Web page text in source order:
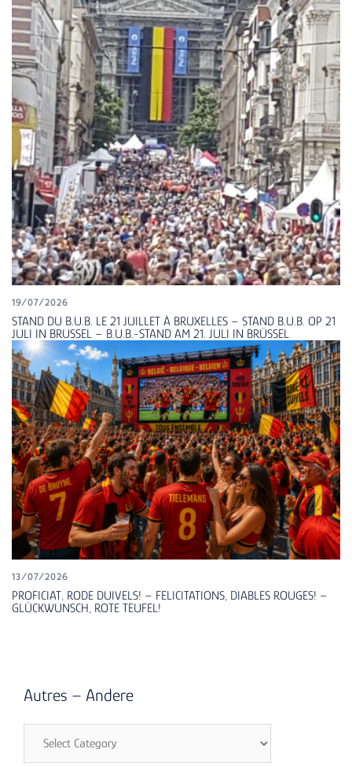
19/07/2026
STAND DU B.U.B. LE 21 JUILLET À BRUXELLES – STAND B.U.B. OP 21
JULI IN BRUSSEL – B.U.B.-STAND AM 21. JULI IN BRÜSSEL
13/07/2026
PROFICIAT, RODE DUIVELS! – FELICITATIONS, DIABLES ROUGES! –
GLÜCKWUNSCH, ROTE TEUFEL!
Autres – Andere